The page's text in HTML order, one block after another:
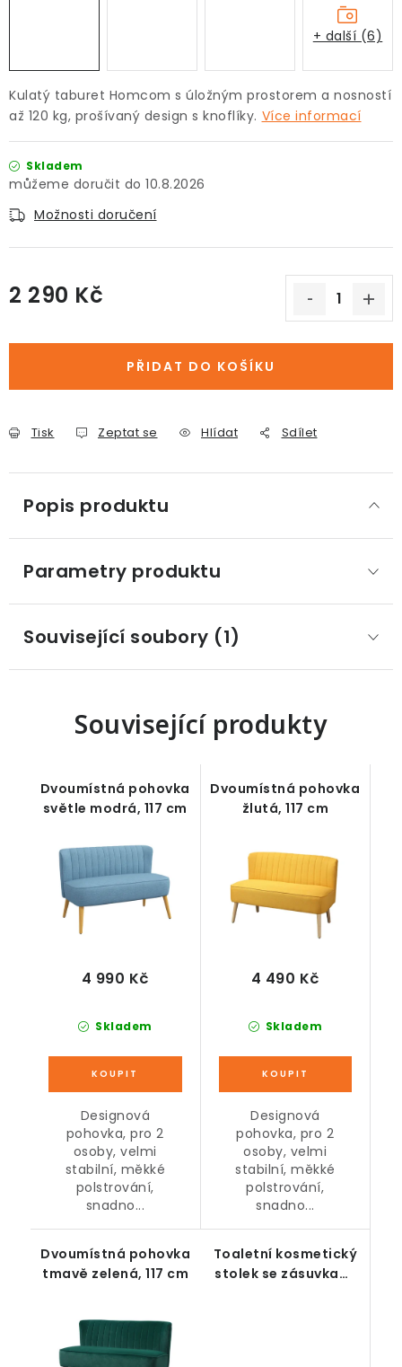
Kulatý taburet Homcom s úložným prostorem a nosností
až 120 kg, prošívaný design s knoflíky. Více informací
Skladem
10.8.2026
Možnosti doručení
2 290 Kč
PŘIDAT DO KOŠÍKU
Tisk Zeptat se Hlídat Sdílet
+ další (6)
Popis produktu
Parametry produktu
Související soubory (1)
Související produkty
Dvoumístná pohovka
světle modrá, 117 cm
Skladem
4 990 Kč
Designová
pohovka, pro 2
osoby, velmi
stabilní, měkké
polstrování,
snadno...
Dvoumístná pohovka
žlutá, 117 cm
Skladem
4 490 Kč
Designová
pohovka, pro 2
osoby, velmi
stabilní, měkké
polstrování,
snadno...
Dvoumístná pohovka
tmavě zelená, 117 cm
Toaletní kosmetický
stolek se zásuvkami